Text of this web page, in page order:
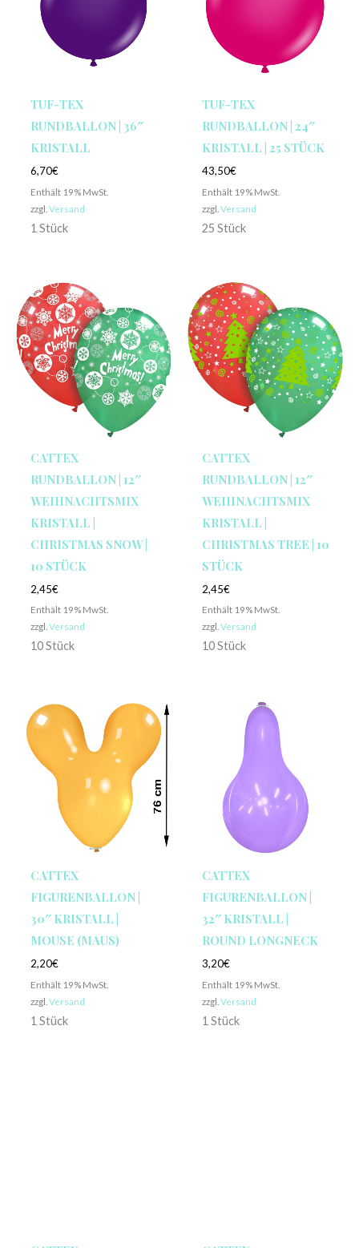
TUF-TEX
RUNDBALLON | 36″
KRISTALL
6,70€
Enthält 19% MwSt.
zzgl. Versand
1 Stück
TUF-TEX
RUNDBALLON | 24″
KRISTALL | 25 STÜCK
43,50€
Enthält 19% MwSt.
zzgl. Versand
25 Stück
CATTEX
RUNDBALLON | 12″
WEIHNACHTSMIX
KRISTALL |
CHRISTMAS SNOW |
10 STÜCK
2,45€
Enthält 19% MwSt.
zzgl. Versand
10 Stück
CATTEX
RUNDBALLON | 12″
WEIHNACHTSMIX
KRISTALL |
CHRISTMAS TREE | 10
STÜCK
2,45€
Enthält 19% MwSt.
zzgl. Versand
10 Stück
CATTEX
FIGURENBALLON |
30″ KRISTALL |
MOUSE (MAUS)
2,20€
Enthält 19% MwSt.
zzgl. Versand
1 Stück
CATTEX
FIGURENBALLON |
32″ KRISTALL |
ROUND LONGNECK
3,20€
Enthält 19% MwSt.
zzgl. Versand
1 Stück